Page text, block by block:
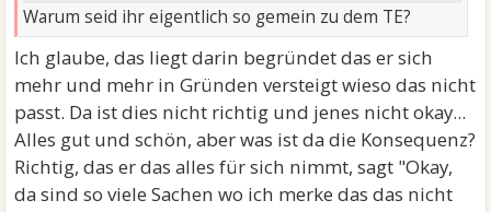
Warum seid ihr eigentlich so gemein zu dem TE?
Ich glaube, das liegt darin begründet das er sich
mehr und mehr in Gründen versteigt wieso das nicht
passt. Da ist dies nicht richtig und jenes nicht okay...
Alles gut und schön, aber was ist da die Konsequenz?
Richtig, das er das alles für sich nimmt, sagt "Okay,
da sind so viele Sachen wo ich merke das das nicht